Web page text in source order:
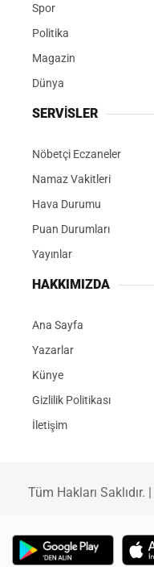
Spor
Politika
Magazin
Dünya
SERVİSLER
Nöbetçi Eczaneler
Namaz Vakitleri
Hava Durumu
Puan Durumları
Yayınlar
HAKKIMIZDA
Ana Sayfa
Yazarlar
Künye
Gizlilik Politikası
İletişim
Tüm Hakları Saklıdır. |